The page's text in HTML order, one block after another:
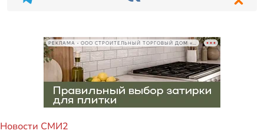
РЕКЛАМА • ООО СТРОИТЕЛЬНЫЙ ТОРГОВЫЙ ДОМ «ПЕТРОВИЧ», ИНН 7802348846
Новости СМИ2